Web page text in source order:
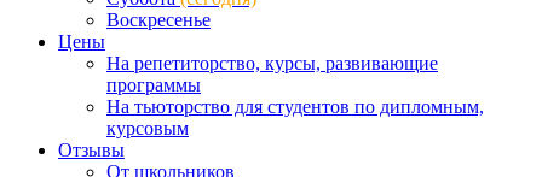
Воскресенье
Цены
На репетиторство, курсы, развивающие
программы
На тьюторство для студентов по дипломным,
курсовым
Отзывы
От школьников